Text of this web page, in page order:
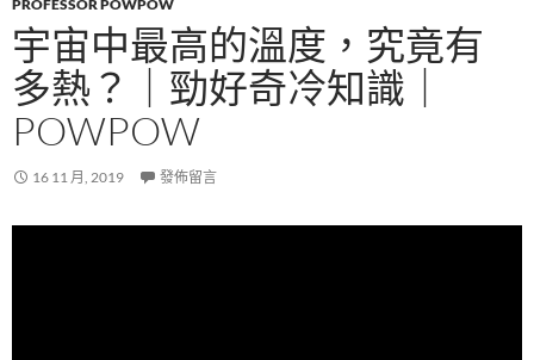
PROFESSOR POWPOW
宇宙中最高的溫度，究竟有
多熱？｜勁好奇冷知識｜
POWPOW
16 11 月, 2019 發佈留言